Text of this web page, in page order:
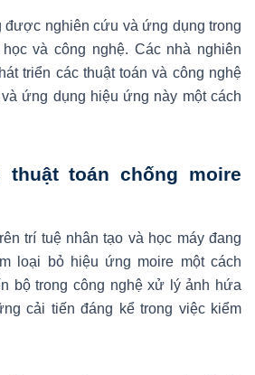
được nghiên cứu và ứng dụng trong
và công nghệ. Các nhà nghiên
triển các thuật toán và công nghệ
ứng dụng hiệu ứng này một cách
thuật toán chống moire
trí tuệ nhân tạo và học máy đang
loại bỏ hiệu ứng moire một cách
bộ trong công nghệ xử lý ảnh hứa
cải tiến đáng kể trong việc kiểm